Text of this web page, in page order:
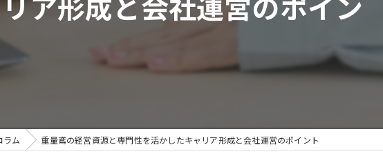
高収入
ラム 重量鳶の経営資源と専門性を活かしたキャリア形成と会社運営のポイント